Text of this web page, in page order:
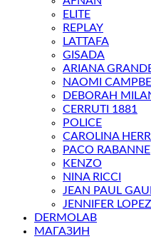
ELITE
REPLAY
LATTAFA
GISADA
ARIANA
NAOMI
DEBORAH
CERRUTI 1881
POLICE
CAROLINA
PACO RABANNE
KENZO
NINA RICCI
JEAN PAUL
JENNIFER LOPEZ
DERMOLAB
МАГАЗИН